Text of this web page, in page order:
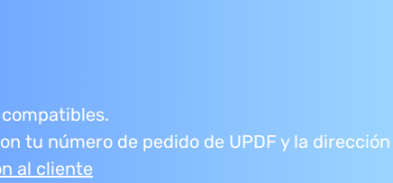
tu número de pedido de UPDF y la
al cliente